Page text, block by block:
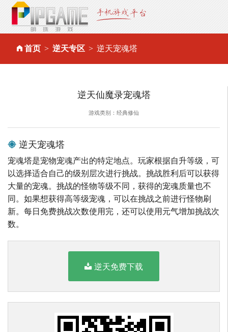
首页 逆天专区 逆天宠魂塔
逆天仙魔录宠魂塔
游戏类别：经典修仙
逆天宠魂塔
宠魂塔是宠物宠魂产出的特定地点。玩家根据自升等级，可
以选择适合自己的级别层次进行挑战。挑战胜利后可以获得
大量的宠魂。挑战的怪物等级不同，获得的宠魂质量也不
同。如果想获得高等级宠魂，可以在挑战之前进行怪物刷
新。每日免费挑战次数使用完，还可以使用元气增加挑战次
数。
逆天免费下载